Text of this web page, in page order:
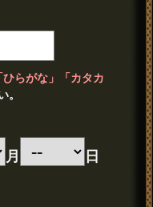
ひらがな」「カタカ
。
月
日